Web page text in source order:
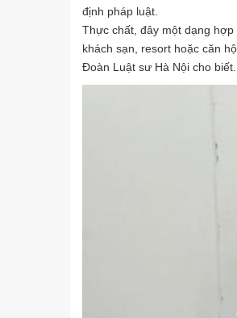
định pháp luật.
Thực chất, đây một dạng
khách sạn, resort hoặc căn
Đoàn Luật sư Hà Nội cho biết.